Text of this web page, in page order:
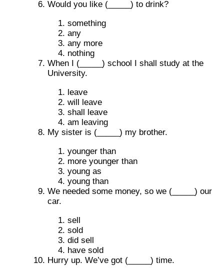
Would you like (_____) to drink?
something
any
any more
nothing
When I (_____) school I shall study at the
University.
leave
will leave
shall leave
am leaving
My sister is (_____) my brother.
younger than
more younger than
young as
young than
We needed some money, so we (_____) our
car.
sell
sold
did sell
have sold
Hurry up. We’ve got (_____) time.